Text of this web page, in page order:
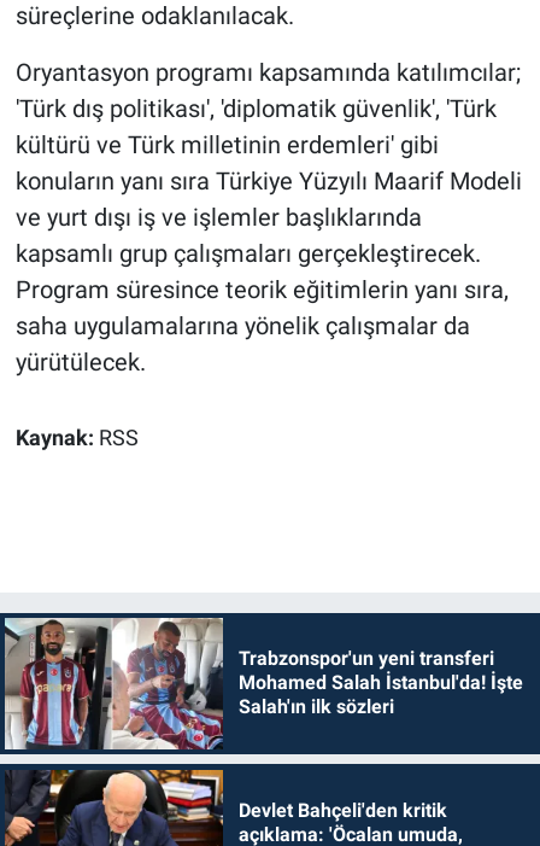
süreçlerine odaklanılacak.
Oryantasyon programı kapsamında katılımcılar;
'Türk dış politikası', 'diplomatik güvenlik', 'Türk
kültürü ve Türk milletinin erdemleri' gibi
konuların yanı sıra Türkiye Yüzyılı Maarif Modeli
ve yurt dışı iş ve işlemler başlıklarında
kapsamlı grup çalışmaları gerçekleştirecek.
Program süresince teorik eğitimlerin yanı sıra,
saha uygulamalarına yönelik çalışmalar da
yürütülecek.
Kaynak: RSS
Trabzonspor'un yeni transferi
Mohamed Salah İstanbul'da! İşte
Salah'ın ilk sözleri
Devlet Bahçeli'den kritik
açıklama: 'Öcalan umuda,